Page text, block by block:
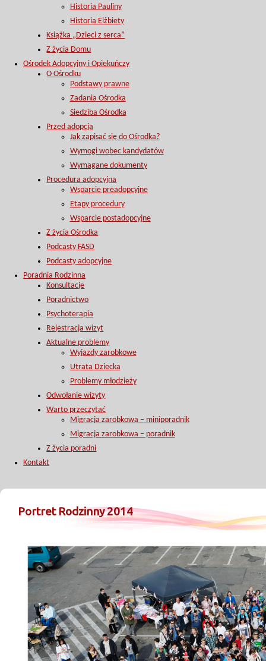
Historia Pauliny
Historia Elżbiety
Książka „Dzieci z serca”
Z życia Domu
Ośrodek Adopcyjny i Opiekuńczy
O Ośrodku
Podstawy prawne
Zadania Ośrodka
Siedziba Ośrodka
Przed adopcją
Jak zapisać się do Ośrodka?
Wymogi wobec kandydatów
Wymagane dokumenty
Procedura adopcyjna
Wsparcie preadopcyjne
Etapy procedury
Wsparcie postadopcyjne
Z życia Ośrodka
Podcasty FASD
Podcasty adopcyjne
Poradnia Rodzinna
Konsultacje
Poradnictwo
Psychoterapia
Rejestracja wizyt
Aktualne problemy
Wyjazdy zarobkowe
Utrata Dziecka
Problemy młodzieży
Odwołanie wizyty
Warto przeczytać
Migracja zarobkowa – miniporadnik
Migracja zarobkowa – poradnik
Z życia poradni
Kontakt
Portret Rodzinny 2014